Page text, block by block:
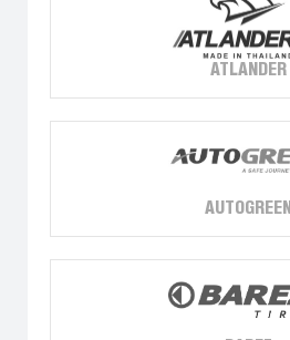
ATLANDER
AUTOGREEN